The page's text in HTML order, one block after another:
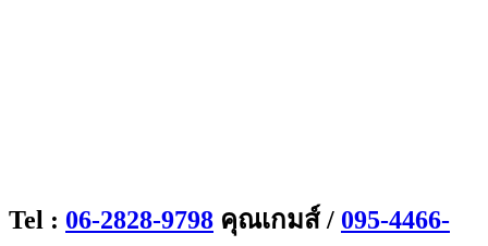
Tel : 06-2828-9798 คุณเกมส์ / 095-4466-